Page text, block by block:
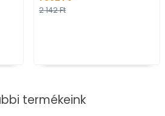
2 142 Ft
termékeink